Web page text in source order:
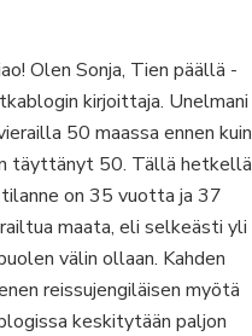
Olen Sonja, Tien päällä -
kirjoittaja. Unelmani
50 maassa ennen kuin
täyttänyt 50. Tällä hetkellä
tilanne on 35 vuotta ja 37
maata, eli selkeästi yli
välin ollaan. Kahden
reissujengiläisen myötä
keskitytään paljon